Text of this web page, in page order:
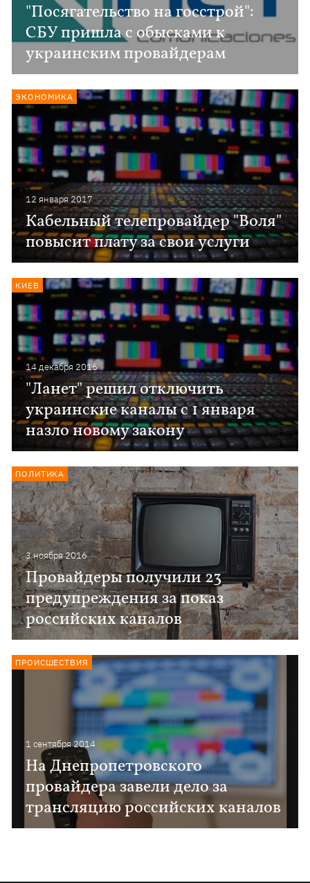
"Посягательство на госстрой":
СБУ пришла с обысками к
украинским провайдерам
12 января 2017
Кабельный телепровайдер "Воля"
повысит плату за свои услуги
ЭКОНОМИКА
14 декабря 2016
"Ланет" решил отключить
украинские каналы с 1 января
назло новому закону
КИЕВ
3 ноября 2016
Провайдеры получили 23
предупреждения за показ
российcких каналов
ПОЛИТИКА
1 сентября 2014
На Днепропетровского
провайдера завели дело за
трансляцию российских каналов
ПРОИСШЕСТВИЯ